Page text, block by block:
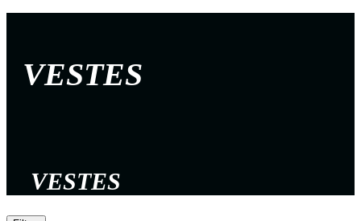
VESTES
VESTES